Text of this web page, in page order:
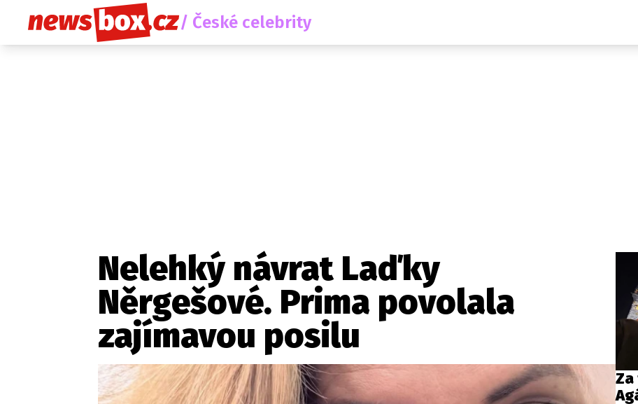
/ České celebrity
Etický kodex Redakce Kontakt Vydavatel Inzerce Osobní údaje / Cookies
Provozovatelem serveru newsbox.cz je INCORP MEDIA GROUP s.r.o., IČ: 118 23 054
Zaznamenali jste událost? Máte pro nás důležitou zprávu,
Nelehký návrat Laďky
Něrgešové. Prima povolala
zajímavou posilu